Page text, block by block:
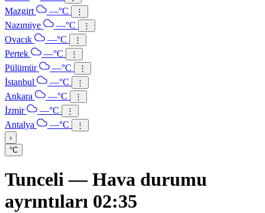
Mazgirt —°C ⋮
Nazımiye —°C ⋮
Ovacık —°C ⋮
Pertek —°C ⋮
Pülümür —°C ⋮
İstanbul —°C ⋮
Ankara —°C ⋮
İzmir —°C ⋮
Antalya —°C
⋮
›
°C
Tunceli — Hava durumu
ayrıntıları 02:35